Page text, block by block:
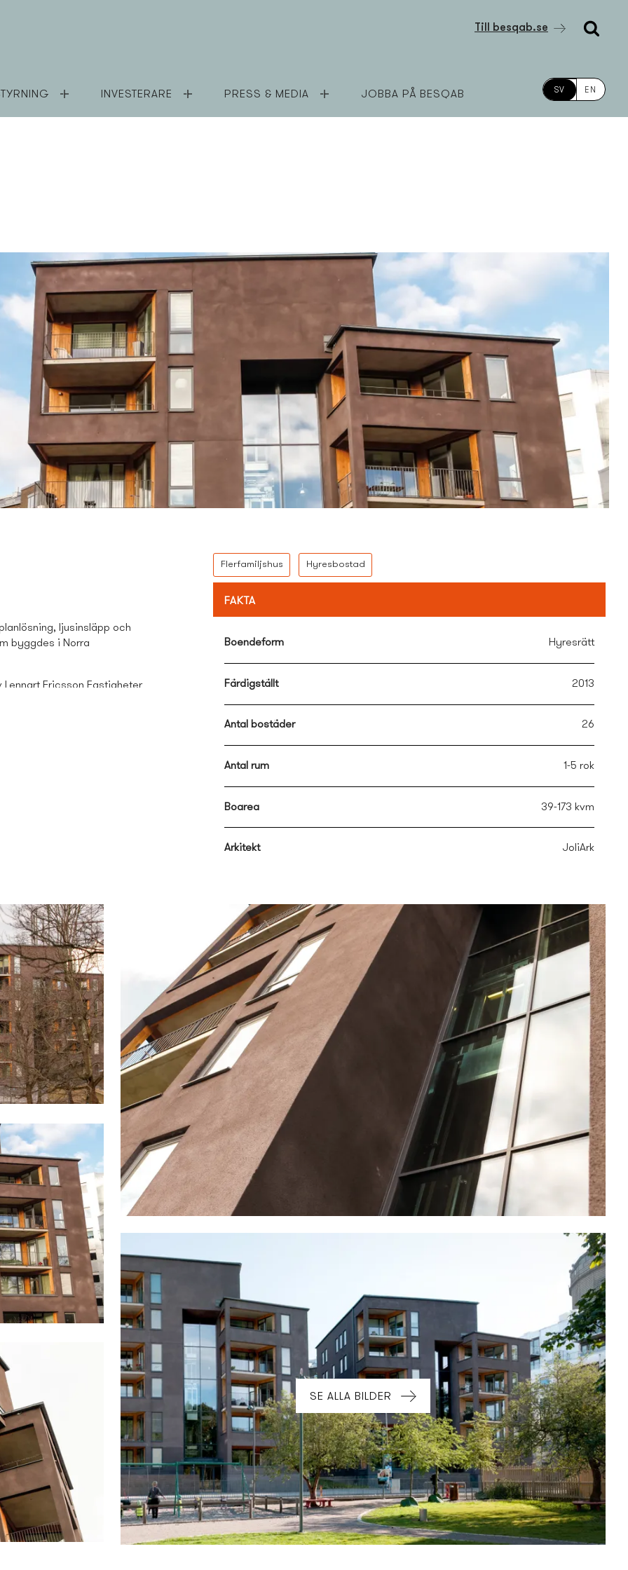
Till besqab.se
INVESTERARE PRESS & MEDIA JOBBA PÅ BESQAB SV EN
ljusinsläpp och
byggdes i Norra
Ericsson Fastigheter
Flerfamiljshus Hyresbostad
FAKTA
Boendeform Hyresrätt
Färdigställt 2013
Antal bostäder 26
Antal rum 1-5 rok
Boarea 39-173 kvm
Arkitekt JoliArk
SE ALLA BILDER